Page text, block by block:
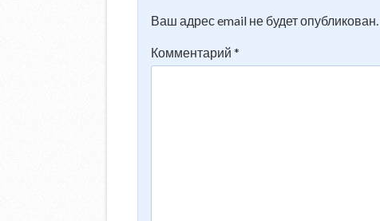
Ваш адрес email не будет опубликован.
Комментарий*